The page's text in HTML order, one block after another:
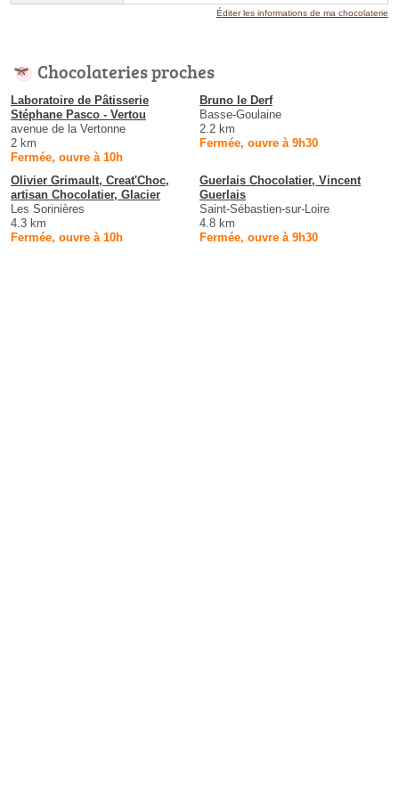
Éditer les informations de ma chocolaterie
Chocolateries proches
Laboratoire de Pâtisserie
Stéphane Pasco - Vertou
avenue de la Vertonne
2 km
Fermée, ouvre à 10h
Bruno le Derf
Basse-Goulaine
2.2 km
Fermée, ouvre à 9h30
Olivier Grimault, Creat'Choc,
artisan Chocolatier, Glacier
Les Sorinières
4.3 km
Fermée, ouvre à 10h
Guerlais Chocolatier, Vincent
Guerlais
Saint-Sébastien-sur-Loire
4.8 km
Fermée, ouvre à 9h30